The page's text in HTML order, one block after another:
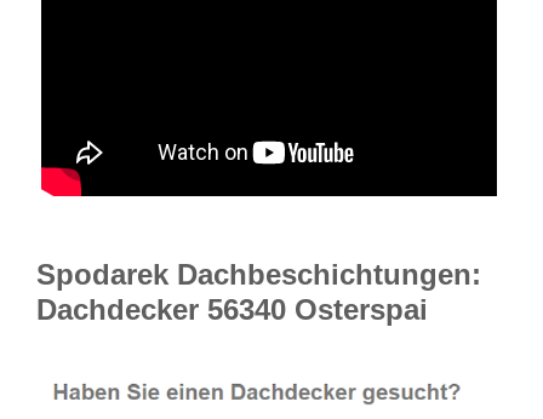
Spodarek Dachbeschichtungen:
Dachdecker 56340 Osterspai